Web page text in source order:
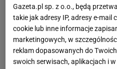
Gazeta.pl sp. z o.o., będą
takie jak adresy IP, adresy e-
cookie lub inne informacje
marketingowych, w
reklam dopasowanych do
swoich serwisach, aplikacjach i